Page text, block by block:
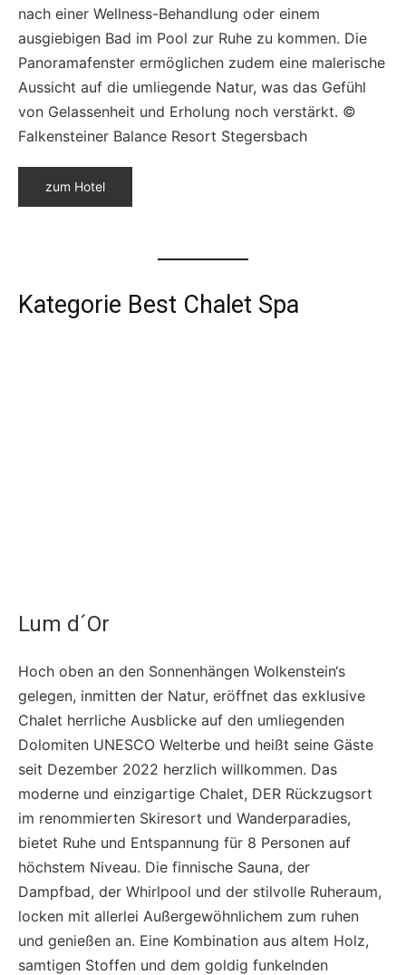
nach einer Wellness-Behandlung oder einem
ausgiebigen Bad im Pool zur Ruhe zu kommen. Die
Panoramafenster ermöglichen zudem eine malerische
Aussicht auf die umliegende Natur, was das Gefühl
von Gelassenheit und Erholung noch verstärkt. ©
Falkensteiner Balance Resort Stegersbach
zum Hotel
Kategorie Best Chalet Spa
Lum d´Or
Hoch oben an den Sonnenhängen Wolkenstein‘s
gelegen, inmitten der Natur, eröffnet das exklusive
Chalet herrliche Ausblicke auf den umliegenden
Dolomiten UNESCO Welterbe und heißt seine Gäste
seit Dezember 2022 herzlich willkommen. Das
moderne und einzigartige Chalet, DER Rückzugsort
im renommierten Skiresort und Wanderparadies,
bietet Ruhe und Entspannung für 8 Personen auf
höchstem Niveau. Die finnische Sauna, der
Dampfbad, der Whirlpool und der stilvolle Ruheraum,
locken mit allerlei Außergewöhnlichem zum ruhen
und genießen an. Eine Kombination aus altem Holz,
samtigen Stoffen und dem goldig funkelnden